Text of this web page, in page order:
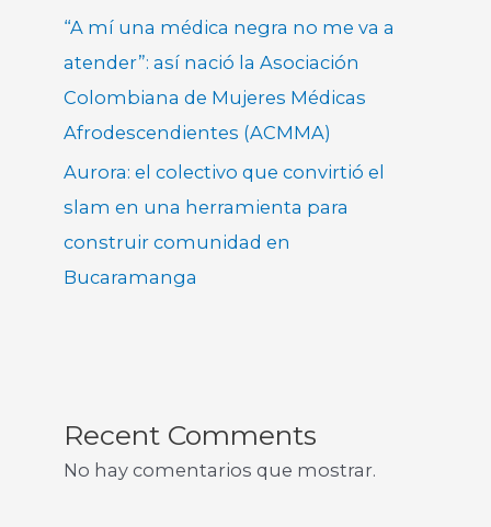
“A mí una médica negra no me va a
atender”: así nació la Asociación
Colombiana de Mujeres Médicas
Afrodescendientes (ACMMA)
Aurora: el colectivo que convirtió el
slam en una herramienta para
construir comunidad en
Bucaramanga
Recent Comments
No hay comentarios que mostrar.